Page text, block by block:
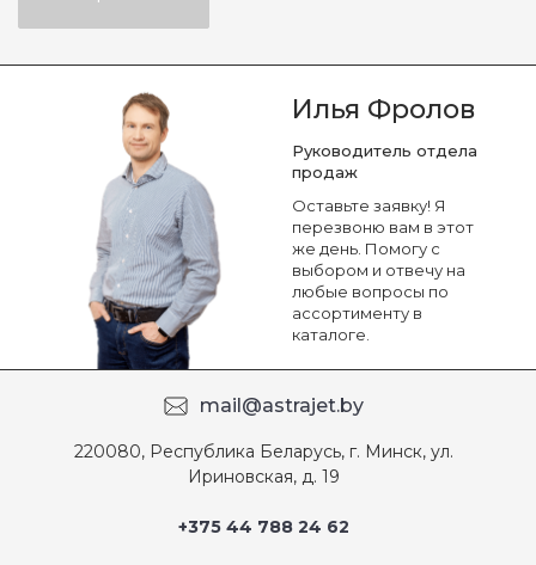
Илья Фролов
Руководитель отдела
продаж
Оставьте заявку! Я
перезвоню вам в этот
же день. Помогу с
выбором и отвечу на
любые вопросы по
ассортименту в
каталоге.
mail@astrajet.by
220080, Республика Беларусь, г. Минск, ул.
Ириновская, д. 19
+375 44 788 24 62